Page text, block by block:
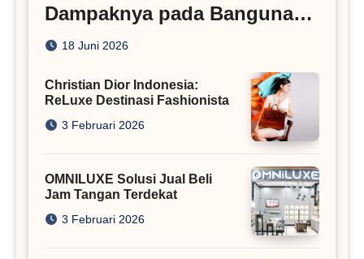
Dampaknya pada Bangunan
Rumah
18 Juni 2026
Christian Dior Indonesia:
ReLuxe Destinasi Fashionista
3 Februari 2026
OMNILUXE Solusi Jual Beli
Jam Tangan Terdekat
3 Februari 2026